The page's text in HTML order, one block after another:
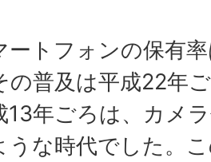
ートフォンの保有
の普及は平成22年
13年ごろは、カメ
うな時代でした。